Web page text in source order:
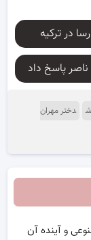
در ترکیه
دختر مهران
و آینده آن